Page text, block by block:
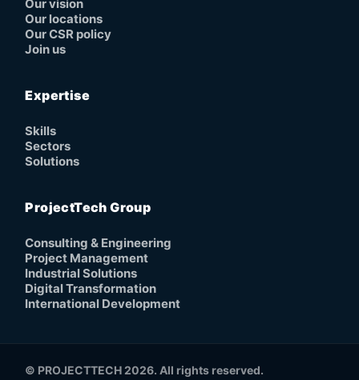
Our vision
Our locations
Our CSR policy
Join us
Expertise
Skills
Sectors
Solutions
ProjectTech Group
Consulting & Engineering
Project Management
Industrial Solutions
Digital Transformation
International Development
© PROJECTTECH 2026. All rights reserved.